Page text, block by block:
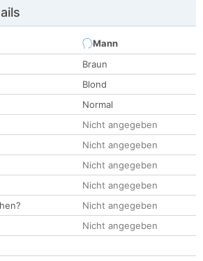
Mann
Braun
Blond
Normal
Nicht angegeben
Nicht angegeben
Nicht angegeben
Nicht angegeben
Nicht angegeben
Nicht angegeben